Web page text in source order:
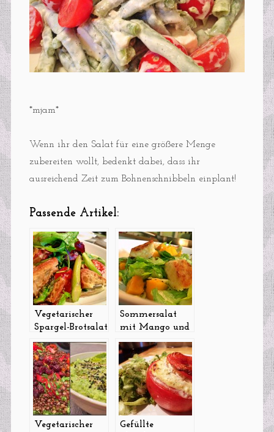
*mjam*
Wenn ihr den Salat für eine größere Menge
zubereiten wollt, bedenkt dabei, dass ihr
ausreichend Zeit zum Bohnenschnibbeln einplant!
Passende Artikel:
Vegetarischer
Spargel-Brotsalat
Sommersalat
mit Mango und
paniertem Feta
Vegetarischer
Gefüllte